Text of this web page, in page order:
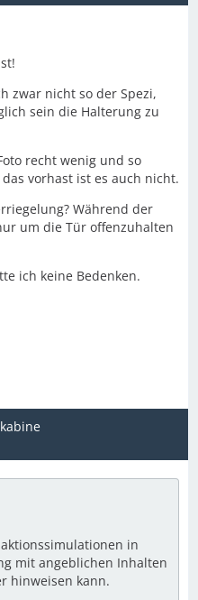
zwar nicht so der Spezi,
sein die Halterung zu
recht wenig und so
vorhast ist es auch nicht.
Während der
um die Tür offenzuhalten
ich keine Bedenken.
in
mit angeblichen Inhalten
hinweisen kann.